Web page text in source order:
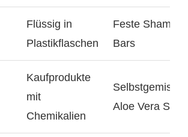
Flüssig in
Plastikflaschen
Feste
Bars
Kaufprodukte
mit
Chemikalien
Aloe Vera